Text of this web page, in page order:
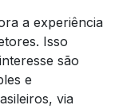
a experiência
Isso
são
e
via